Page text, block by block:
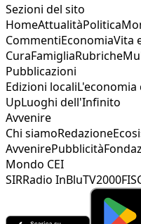
Sezioni del sito
HomeAttualitàPolitica
CommentiEconomiaVita
CuraFamigliaRubriche
Pubblicazioni
Edizioni localiL'economia
UpLuoghi dell'Infinito
Avvenire
Chi siamoRedazione
AvvenirePubblicità
Mondo CEI
SIRRadio InBluTV2000